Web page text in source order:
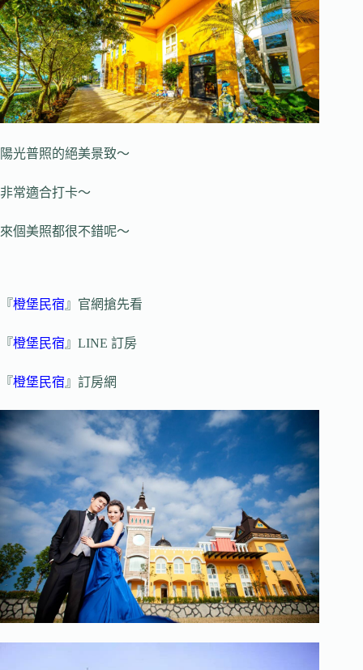
陽光普照的絕美景致～
非常適合打卡～
來個美照都很不錯呢～
『橙堡民宿 』官網搶先看
『橙堡民宿 』LINE 訂房
『橙堡民宿 』訂房網